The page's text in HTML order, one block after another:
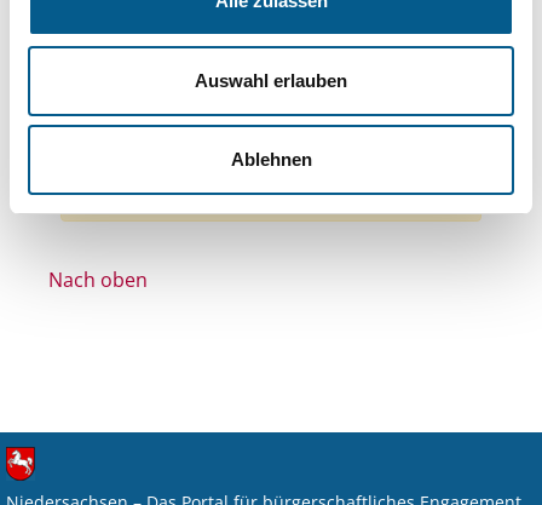
Auswahl erlauben
Ablehnen
Themen: Hilfsbedürftige Menschen
Themen: Gesundheitswesen
Themen: Politische Bildung & Demokratie
Themen: Heimatpflege
Alle Filter entfernen
Nach oben